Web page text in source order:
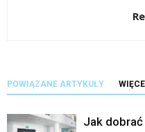
POWIĄZANE ARTYKUŁY
Jak